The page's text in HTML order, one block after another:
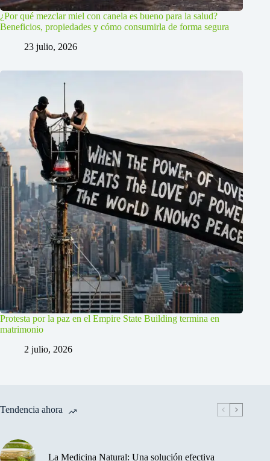
¿Por qué mezclar miel con canela es bueno para la salud?
Beneficios, propiedades y cómo consumirla de forma segura
23 julio, 2026
Protesta por la paz en el Empire State Building termina en
matrimonio
2 julio, 2026
Tendencia ahora
La Medicina Natural: Una solución efectiva